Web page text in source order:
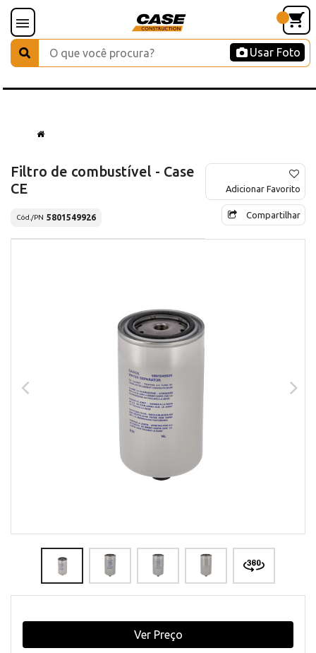
Usar Foto
Filtro de combustível - Case
CE
Cód./PN 5801549926
Adicionar Favorito
Compartilhar
Ver Preço